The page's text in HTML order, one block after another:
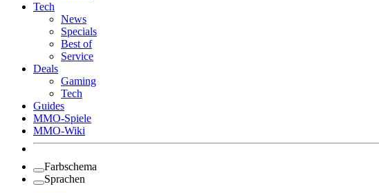
Tech
News
Specials
Best of
Service
Deals
Gaming
Tech
Guides
MMO-Spiele
MMO-Wiki
Farbschema
Sprachen